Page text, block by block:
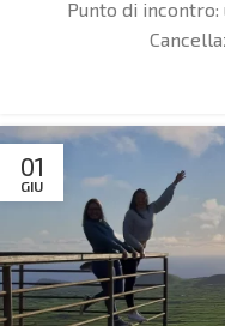
Punto di incontro:
01
GIU